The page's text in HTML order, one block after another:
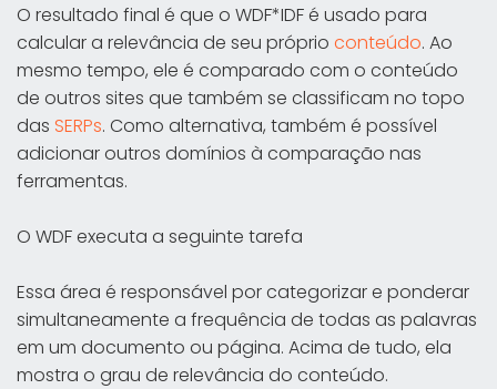
O resultado final é que o WDF*IDF é usado para
calcular a relevância de seu próprio conteúdo. Ao
mesmo tempo, ele é comparado com o conteúdo
de outros sites que também se classificam no topo
das SERPs. Como alternativa, também é possível
adicionar outros domínios à comparação nas
ferramentas.
O WDF executa a seguinte tarefa
Essa área é responsável por categorizar e ponderar
simultaneamente a frequência de todas as palavras
em um documento ou página. Acima de tudo, ela
mostra o grau de relevância do conteúdo.